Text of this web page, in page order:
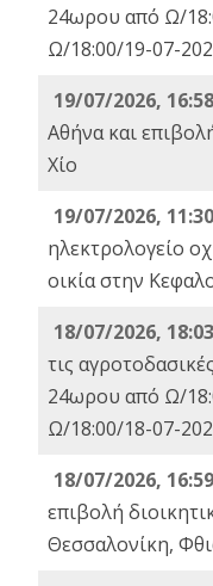
24ωρου από Ω/
Ω/18:00/19-07-
19/07/2026,
Αθήνα και
Χίο
19/07/2026,
ηλεκτρολογείο
οικία στην
18/07/2026,
τις
24ωρου από Ω/
Ω/18:00/18-07-
18/07/2026,
επιβολή
Θεσσαλονίκη,